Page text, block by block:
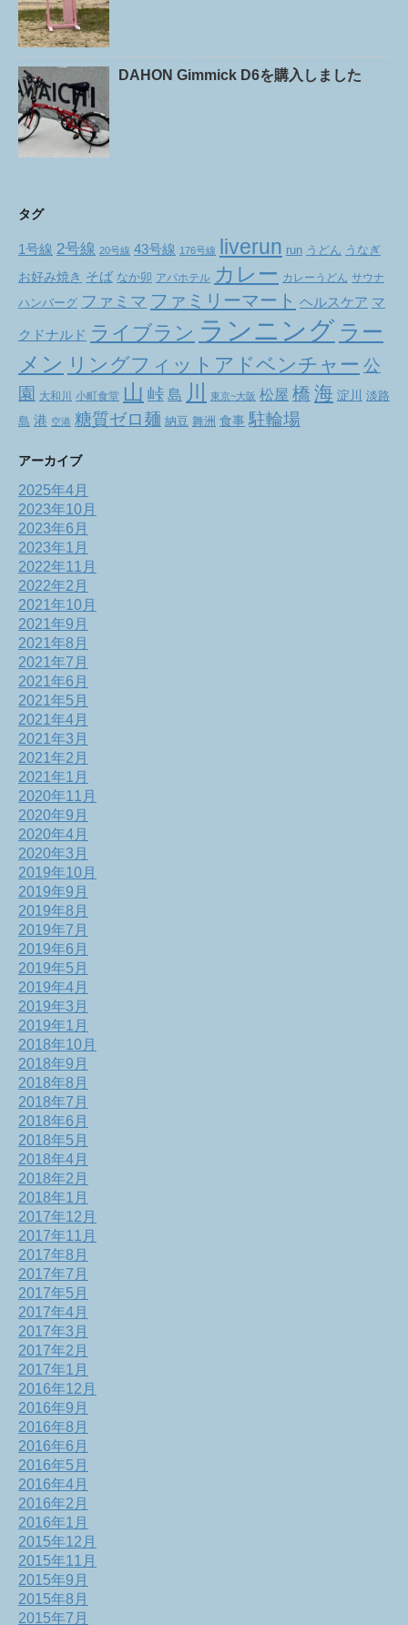
DAHON Gimmick D6を購入しました
タグ
1号線 2号線 20号線 43号線 176号線 liverun run うどん うなぎ
お好み焼き そば なか卯 アパホテル カレー カレーうどん サウナ
ハンバーグ ファミマ ファミリーマート ヘルスケア マ
クドナルド ライブラン ランニング ラー
メン リングフィットアドベンチャー 公
園 大和川 小町食堂 山 峠 島 川 東京~大阪 松屋 橋 海 淀川
淡路
島 港 空港 糖質ゼロ麺 納豆 舞洲 食事 駐輪場
アーカイブ
2025年4月
2023年10月
2023年6月
2023年1月
2022年11月
2022年2月
2021年10月
2021年9月
2021年8月
2021年7月
2021年6月
2021年5月
2021年4月
2021年3月
2021年2月
2021年1月
2020年11月
2020年9月
2020年4月
2020年3月
2019年10月
2019年9月
2019年8月
2019年7月
2019年6月
2019年5月
2019年4月
2019年3月
2019年1月
2018年10月
2018年9月
2018年8月
2018年7月
2018年6月
2018年5月
2018年4月
2018年2月
2018年1月
2017年12月
2017年11月
2017年8月
2017年7月
2017年5月
2017年4月
2017年3月
2017年2月
2017年1月
2016年12月
2016年9月
2016年8月
2016年6月
2016年5月
2016年4月
2016年2月
2016年1月
2015年12月
2015年11月
2015年9月
2015年8月
2015年7月